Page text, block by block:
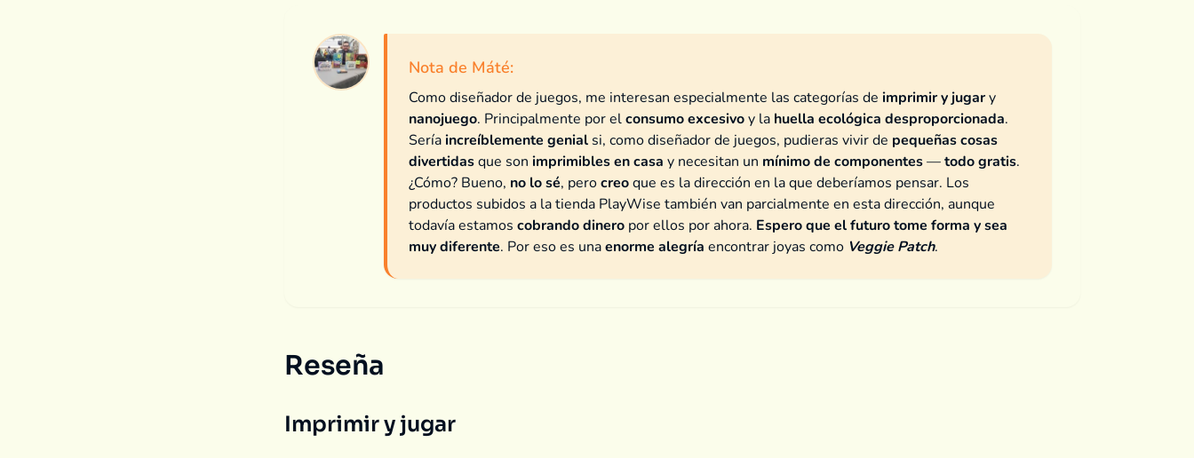
Nota de Máté:
Como diseñador de juegos, me interesan especialmente las categorías de imprimir y jugary
nanojuego. Principalmente por elconsumo excesivoy la huella ecológica desproporcionada.
Seríaincreíblemente genial si, como diseñador de juegos, pudieras vivir de pequeñas cosas
divertidasque son imprimibles en casa y necesitan un mínimo de componentes—todo gratis.
¿Cómo? Bueno, no lo sé, perocreoque es la dirección en la que deberíamos pensar. Los
productos subidos a la tienda PlayWise también van parcialmente en esta dirección, aunque
todavía estamos cobrando dinero por ellos por ahora. Espero que el futuro tome forma y sea
muy diferente. Por eso es unaenorme alegría encontrar joyas como Veggie Patch.
Reseña
Imprimir y jugar